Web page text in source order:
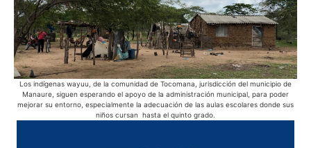
Los indígenas wayuu, de la comunidad de Tocomana, jurisdicción del municipio de
Manaure, siguen esperando el apoyo de la administración municipal, para poder
mejorar su entorno, especialmente la adecuación de las aulas escolares donde sus
niños cursan hasta el quinto grado.